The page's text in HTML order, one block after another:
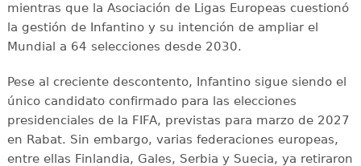
mientras que la Asociación de Ligas Europeas cuestionó
la gestión de Infantino y su intención de ampliar el
Mundial a 64 selecciones desde 2030.
Pese al creciente descontento, Infantino sigue siendo el
único candidato confirmado para las elecciones
presidenciales de la FIFA, previstas para marzo de 2027
en Rabat. Sin embargo, varias federaciones europeas,
entre ellas Finlandia, Gales, Serbia y Suecia, ya retiraron